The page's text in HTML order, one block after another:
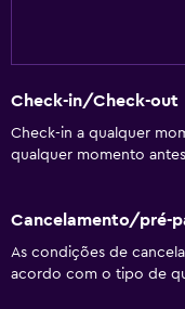
Check-in/Check-out
Check-in a qualquer
qualquer momento antes
Cancelamento/pré-
As condições de
acordo com o tipo de